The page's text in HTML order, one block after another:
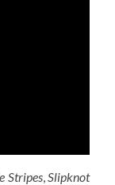
Stripes,Slipknot